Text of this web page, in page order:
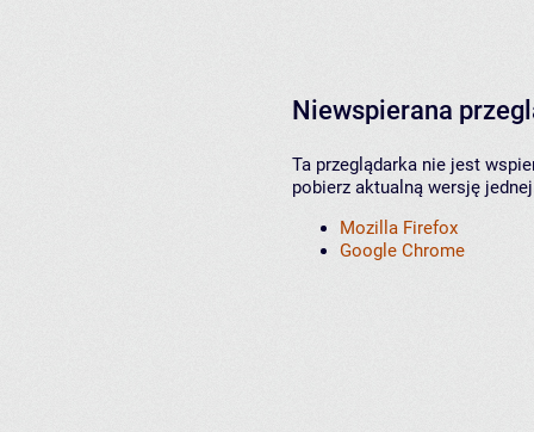
Niewspierana
Ta przeglądarka nie jest
pobierz aktualną wersję
Mozilla Firefox
Google Chrome